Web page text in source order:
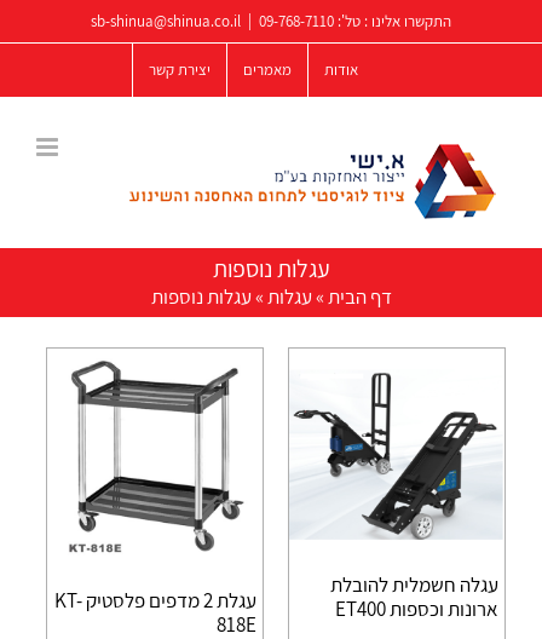
לתוכן
התקשרו אלינו : טל': 09-768-7110
sb-shinua@shinua.co.il
אודות מאמרים יצירת קשר
עגלות נוספות
דף הבית»עגלות»עגלות נוספות
עגלה חשמלית להובלת
ארונות וכספות ET400
עגלת 2 מדפים פלסטיק KT-
818E